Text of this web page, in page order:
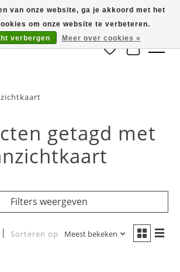
Verlanglijst
getagd met
Filters weergeven
Sorteren op Meest bekeken
van onze website, ga je akkoord met het
om onze website te verbeteren.
verbergen
Meer over cookies »